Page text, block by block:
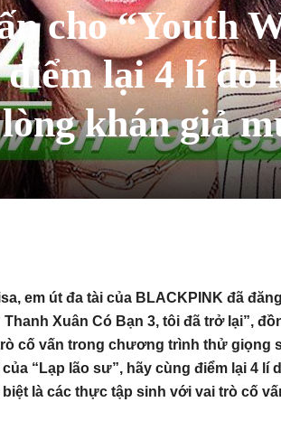
cho “Youth
điểm lại 4 lí do
khán giả
em út đa tài của BLACKPINK đã
Xuân Có Bạn 3, tôi đã trở lại”,
cố vấn trong chương trình thử giọng
“Lạp lão sư”, hãy cùng điểm lại 4 lí
là các thực tập sinh với vai trò cố